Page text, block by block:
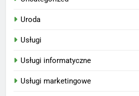
Uroda
Usługi
Usługi informatyczne
Usługi marketingowe